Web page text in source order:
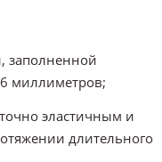
заполненной
миллиметров;
эластичным и
длительного